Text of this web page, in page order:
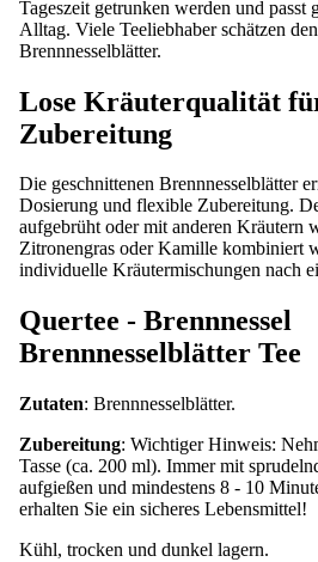
Tageszeit getrunken werden und passt
Alltag. Viele Teeliebhaber schätzen
Brennnesselblätter.
Lose Kräuterqualität
Zubereitung
Die geschnittenen Brennnesselblätter
Dosierung und flexible Zubereitung.
aufgebrüht oder mit anderen Kräutern
Zitronengras oder Kamille kombiniert
individuelle Kräutermischungen nach
Quertee - Brennnessel
Brennnesselblätter Tee
Zutaten: Brennnesselblätter.
Zubereitung: Wichtiger Hinweis:
Tasse (ca. 200 ml). Immer mit
aufgießen und mindestens 8 - 10
erhalten Sie ein sicheres Lebensmittel!
Kühl, trocken und dunkel lagern.